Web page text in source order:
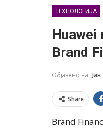
ТЕХНОЛОГИЈА
Huawei
Brand
Објавено на:
Share
Brand